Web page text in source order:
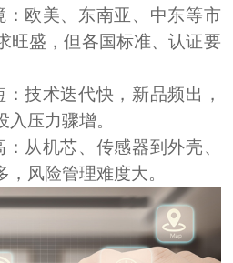
欧美、东南亚、中东等市
旺盛，但各国标准、认证要
：技术迭代快，新品频出，
压力骤增。
从机芯、传感器到外壳、
风险管理难度大。